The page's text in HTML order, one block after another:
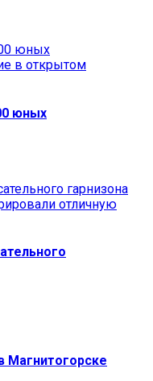
юных
Магнитогорске